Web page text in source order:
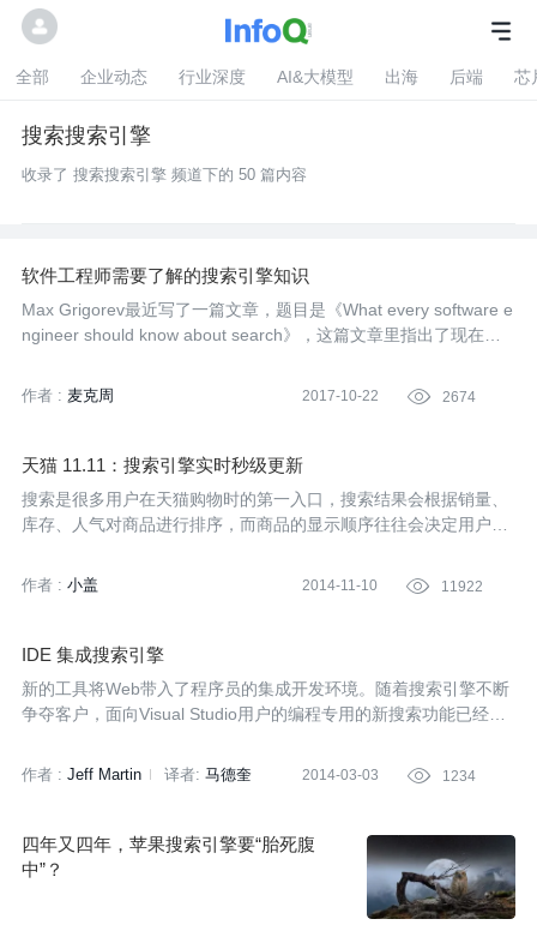
全部 企业动态 行业深度 AI&大模型 出海 后端 芯
搜索搜索引擎
收录了 搜索搜索引擎 频道下的 50 篇内容
软件工程师需要了解的搜索引擎知识
Max Grigorev最近写了一篇文章，题目是《What every software e
ngineer should know about search》，这篇文章里指出了现在一
个ElasticSearch集群，而没有深究背后的技术，以及技术发展趋
势。Max认为，除了搜索引擎自身的搜索问题解决、人类使用方式
点，看了他的文章，勾起了我多年前的想法。 很多年前，我曾经想
半天没有想出新的技术突破点（相较于已发表的文章），所以切换
到了大数据相关的技术点。当时没有写出来，心中有点小遗憾，毕
自己的一些积累，聊聊作为一名软件工程师，您需要了解的搜索引
作者 : 麦克周 2017-10-22  2674
天猫 11.11：搜索引擎实时秒级更新
搜索是很多用户在天猫购物时的第一入口，搜索结果会根据销量、
库存、人气对商品进行排序，而商品的显示顺序往往会决定用户的
中，特别是在“双十一”这样的高并发场景下，如何准确展示搜索结
果显得尤为重要。在今年的“双十一”活动中，InfoQ有幸采访到了阿
探讨了搜索引擎背后的细节。以下内容根据本次采访整理而成。
作者 : 小盖 2014-11-10  11922
IDE 集成搜索引擎
新的工具将Web带入了程序员的集成开发环境。随着搜索引擎不断
争夺客户，面向Visual Studio用户的编程专用的新搜索功能已经开
作者 : Jeff Martin 译者: 马德奎 2014-03-03  1234
四年又四年，苹果搜索引擎要“胎死腹
中”？